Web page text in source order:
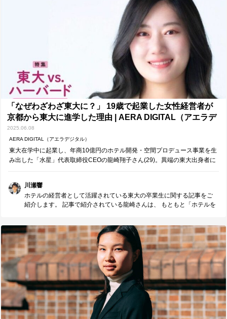
でも、この話題が出題されたことがありますね。） しかし、アンモニ
アの生成過程では二酸化炭素が排出されるという課題があります。 現
在、アンモニアの多くはハーバー・ボッシュ法で製造されています
が、 この方法で使用される水素は、天然ガスから取り出されるため、
その過程で二酸化炭素が排出されてしまうのです。 また、高校化学で
学ぶとおり、ハーバー・ボッシュ法は高温・高圧の条件下で行われる
ため、 その条件を維持するのにも多くのエネルギーを必要とします。
そこで、リンク先の記事でも紹介されているように、 水を水素源とし
て用い、穏やかな条件下でアンモニアを合成する新たな方法が研究さ
れています。 記事中では、「モリブデン錯体」という触媒も登場しま
す。 モリブデンという元素はあまりなじみがないかもしれませんが、
高校生物でも登場する、窒素固定細菌がもつ酵素「ニトロゲナーゼ」
にも含まれる元素です。 窒素固定細菌は、常温・常圧で空気中の窒素
からアンモニアを合成できるため、 こうした研究にも大きなヒントを
与えているのでしょう。 20世紀の人類を支えたといっても過言ではな
いハーバー・ボッシュ法。 開発からすでに1世紀以上が経ちましたが、
それに代わる新たなアンモニア合成法が登場する日も、そう遠くない
のかもしれませんね。
「なぜわざわざ東大に？」 19歳で起業した女性経営者が
京都から東大に進学した理由 | AERA DIGITAL（アエラデ
ジタル）
2025.06.08
AERA DIGITAL（アエラデジタル）
東大在学中に起業し、年商10億円のホテル開発・空間プロデュース事業を生
み出した「水星」代表取締役CEOの龍崎翔子さん(29)。異端の東大出身者に
川瀬響
ホテルの経営者として活躍されている東大の卒業生に関する記事をご
紹介します。 記事で紹介されている龍崎さんは、 もともと「ホテルを
会との接点が豊富な都市に立地していることも、 東大を目指す大きな
きっかけになったと語られており、 ここは良い・悪いという話ではな
く、事実として東大の大きなメリットだと感じます。 記事では、東大
生の多くが「世間に期待されるキャリア」を選びがちではないかとい
う点も指摘されています。 日本のトップ大学である東大に通う人材に
は、 世間からの大きな期待が寄せられることは避けられません。 だか
らこそ、自分の軸を見失わずに努力を続けることが、 ますます重要だ
と気付かされます。